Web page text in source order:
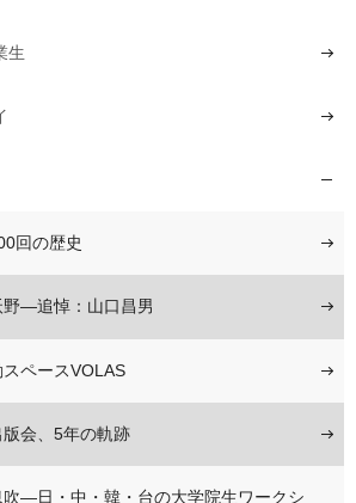
生
回の歴史
野―追悼：山口昌男
ペースVOLAS
会、5年の軌跡
吹―日・中・韓・台の大学院生ワークシ